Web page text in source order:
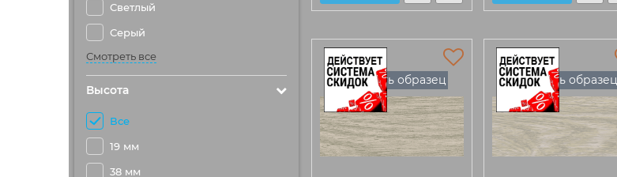
Светлый
Серый
Смотреть все
Высота
Все
19 мм
38 мм
Есть образец Есть образец